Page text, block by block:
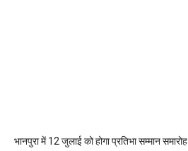
भानपुरा में 12 जुलाई को होगा प्रतिभा सम्मान समारोह